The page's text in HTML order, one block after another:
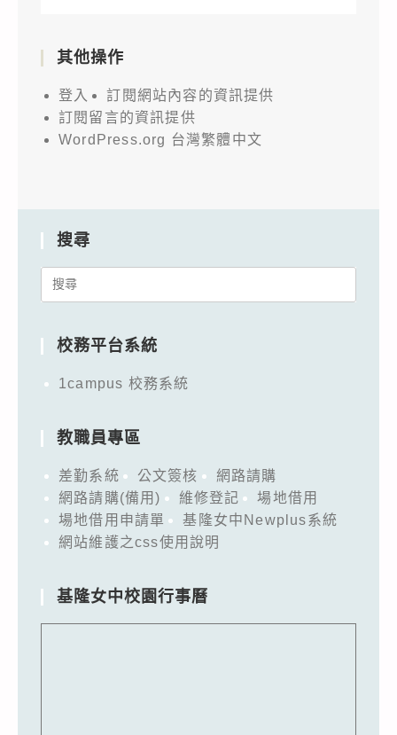
其他操作
登入
訂閱網站內容的資訊提供
訂閱留言的資訊提供
WordPress.org 台灣繁體中文
搜尋
Search
校務平台系統
1campus 校務系統
教職員專區
差勤系統 公文簽核
網路請購
網路請購(備用)
維修登記
場地借用
場地借用申請單
基隆女中Newplus系統
網站維護之css使用說明
基隆女中校園行事曆